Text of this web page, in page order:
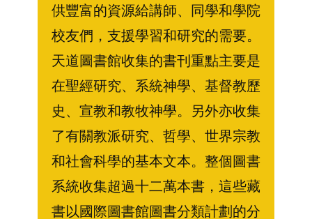
供豐富的資源給講師、同學和學院
校友們，支援學習和研究的需要。
天道圖書館收集的書刊重點主要是
在聖經研究、系統神學、基督教歷
史、宣教和教牧神學。另外亦收集
了有關教派研究、哲學、世界宗教
和社會科學的基本文本。整個圖書
系統收集超過十二萬本書，這些藏
書以國際圖書館圖書分類計劃的分